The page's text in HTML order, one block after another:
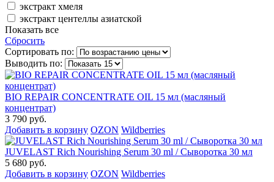
экстракт хмеля
экстракт центеллы азиатской
Показать все
Сбросить
Сортировать по:
Выводить по:
BIO REPAIR CONCENTRATE OIL 15 мл (масляный
концентрат)
3 790 руб.
Добавить в корзину OZON Wildberries
JUVELAST Rich Nourishing Serum 30 ml / Сыворотка 30 мл
5 680 руб.
Добавить в корзину OZON Wildberries